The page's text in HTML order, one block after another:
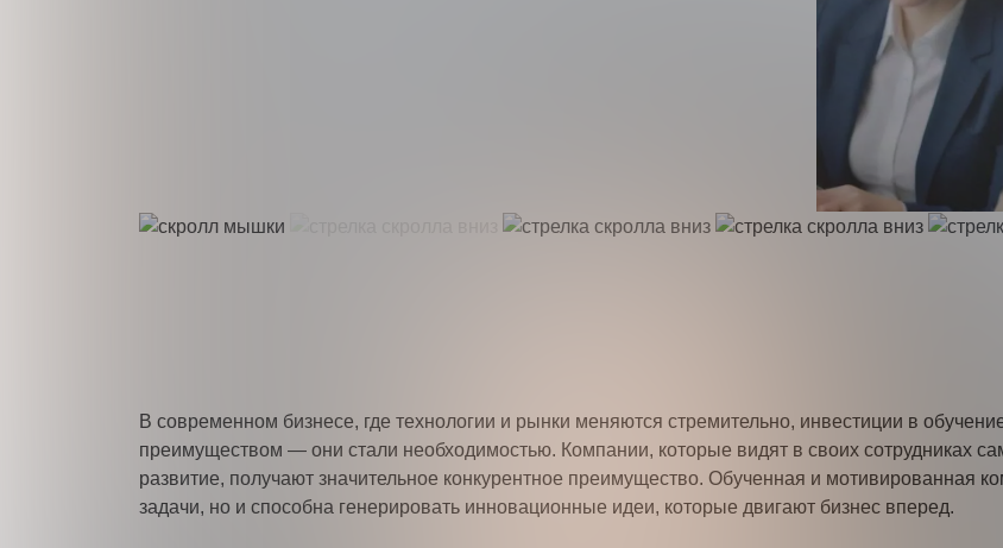
В современном бизнесе, где технологии и рынки меняются стремительно, инвестиции в
преимуществом — они стали необходимостью. Компании, которые видят в своих сотрудниках
развитие, получают значительное конкурентное преимущество. Обученная и мотивированная
задачи, но и способна генерировать инновационные идеи, которые двигают бизнес вперед.
Нажимая кнопку “Оставить заявку” Вы даете